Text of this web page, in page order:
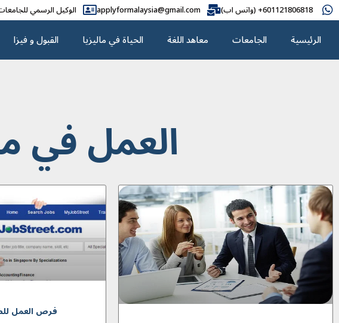
601121806818+ (واتس اب) applyformalaysia@gmail.com الوکیل الرسمي للجامعات
الرئيسية الجامعات معاهد اللغة الحياة في ماليزيا القبول و فیزا
العمل في
فرص العمل